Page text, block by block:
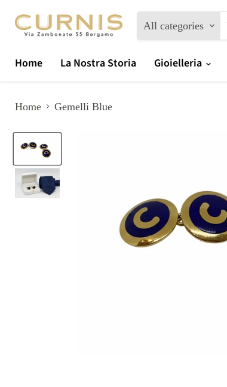
All categories
Home La Nostra Storia Gioielleria
Home Gemelli Blue